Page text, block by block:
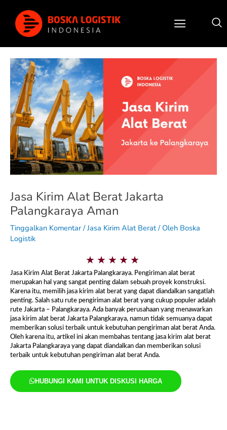
konten
Jasa Kirim Alat Berat Jakarta
Palangkaraya Aman
Tinggalkan Komentar /Jasa Kirim Alat Berat/ Oleh Boska
Logistik
★ ★ ★ ★ ★5
/
5
Jasa Kirim Alat Berat Jakarta Palangkaraya. Pengiriman alat berat
merupakan hal yang sangat penting dalam sebuah proyek konstruksi.
Karena itu, memilih jasa kirim alat berat yang dapat diandalkan sangatlah
penting. Salah satu rute pengiriman alat berat yang cukup populer adalah
rute Jakarta – Palangkaraya. Ada banyak perusahaan yang menawarkan
jasa kirim alat berat Jakarta Palangkaraya, namun tidak semuanya dapat
memberikan solusi terbaik untuk kebutuhan pengiriman alat berat Anda.
Oleh karena itu, artikel ini akan membahas tentang jasa kirim alat berat
Jakarta Palangkaraya yang dapat diandalkan dan memberikan solusi
terbaik untuk kebutuhan pengiriman alat berat Anda.
HUBUNGI KAMI UNTUK DISKUSI HARGA
navigation